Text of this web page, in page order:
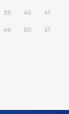
39 40 41
49 50 51